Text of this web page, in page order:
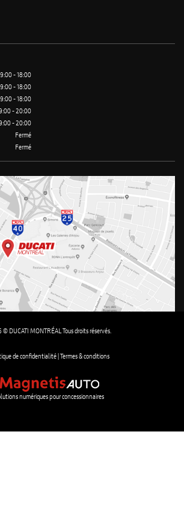
- 18:00
- 18:00
- 18:00
- 20:00
- 20:00
Fermé
Fermé
DUCATI MONTRÉAL Tous droits réservés.
de confidentialité | Termes & conditions
numériques pour concessionnaires